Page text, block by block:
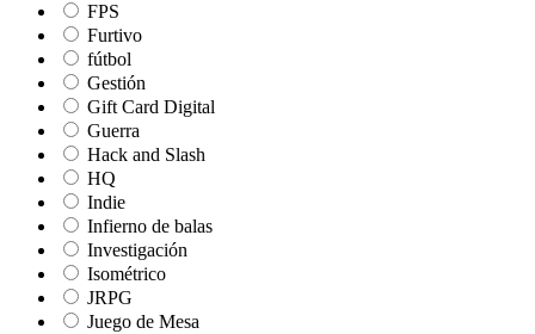
FPS
Furtivo
fútbol
Gestión
Gift Card Digital
Guerra
Hack and Slash
HQ
Indie
Infierno de balas
Investigación
Isométrico
JRPG
Juego de Mesa